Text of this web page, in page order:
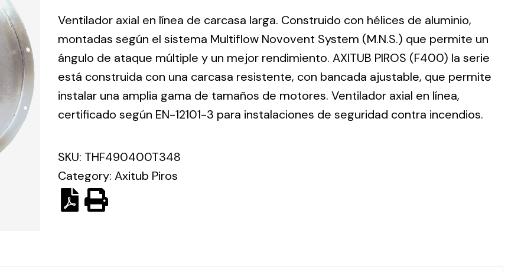
and
Ventilation
The
incorporation of
Novovent into
offer of
ventilation
products for
different uses
Solar lighting
solutions for all
Ventilador axial en línea de carcasa larga. Construido con hélices de aluminio,
montadas según el sistema Multiflow Novovent System (M.N.S.) que permite un
ángulo de ataque múltiple y un mejor rendimiento. AXITUB PIROS (F400) la serie
está construida con una carcasa resistente, con bancada ajustable, que permite
instalar una amplia gama de tamaños de motores. Ventilador axial en línea,
certificado según EN-12101-3 para instalaciones de seguridad contra incendios.
SKU: THF490400T348
Category: Axitub Piros